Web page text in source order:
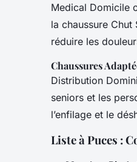
Medical Domicile
la chaussure
réduire les
Chaussures
Distribution
seniors et les
l’enfilage et le
Liste à Puces :